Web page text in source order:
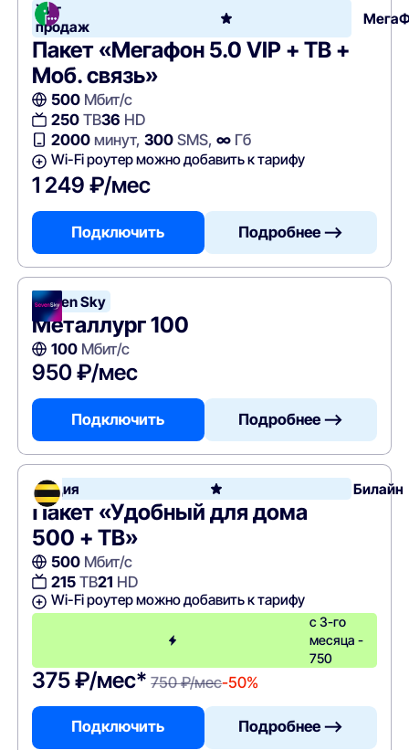
Хит
продаж
Пакет «Мегафон 5.0 VIP + ТВ +
Моб. связь»
500Мбит/с
250ТВ36 HD
2000минут, 300SMS, ∞Гб
Wi-Fi роутер можно добавить к тарифу
1 249 ₽/мес
Подключить Подробнее —>
Seven Sky
Металлург 100
100Мбит/с
950 ₽/мес
Подключить Подробнее —>
Акция Билайн
Пакет «Удобный для дома
500 + ТВ»
500Мбит/с
215ТВ21 HD
Wi-Fi роутер можно добавить к тарифу
с 3-го
месяца -
750
375 ₽/мес* 750 ₽/мес-50%
Подключить Подробнее —>